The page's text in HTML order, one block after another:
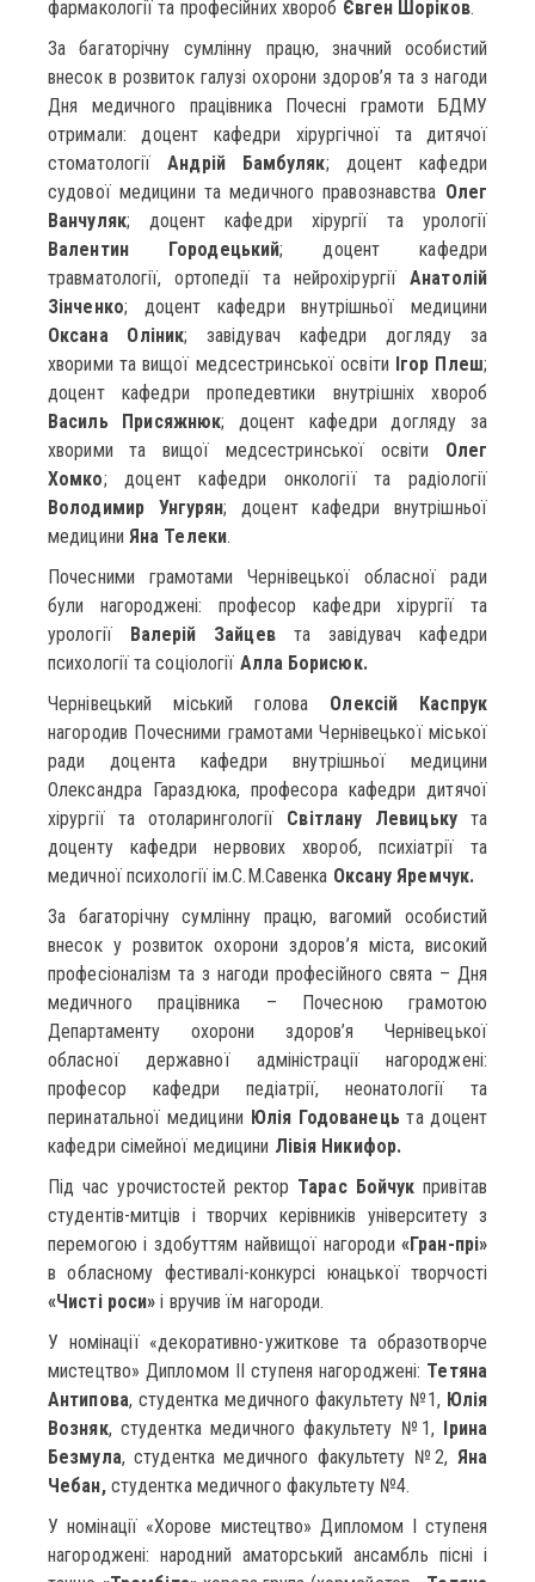
фармакології та професійних хвороб Євген Шоріков.
За багаторічну сумлінну працю, значний особистий
внесок в розвиток галузі охорони здоров’я та з нагоди
Дня медичного працівника Почесні грамоти БДМУ
отримали: доцент кафедри хірургічної та дитячої
стоматологіїАндрій Бамбуляк; доцент кафедри
судової медицини та медичного правознавства Олег
Ванчуляк; доцент кафедри хірургії та урології
Валентин Городецький; доцент кафедри
травматології, ортопедії та нейрохірургіїАнатолій
Зінченко; доцент кафедри внутрішньої медицини
Оксана Оліник; завідувач кафедри догляду за
хворими та вищої медсестринської освіти Ігор Плеш;
доцент кафедри пропедевтики внутрішніх хвороб
Василь Присяжнюк; доцент кафедри догляду за
хворими та вищої медсестринської освіти Олег
Хомко; доцент кафедри онкології та радіології
Володимир Унгурян; доцент кафедри внутрішньої
медицини Яна Телеки.
Почесними грамотами Чернівецької обласної ради
були нагороджені: професор кафедри хірургії та
урології Валерій Зайцевта завідувач кафедри
психології та соціології Алла Борисюк.
Чернівецький міський голова Олексій Каспрук
нагородив Почесними грамотами Чернівецької міської
ради доцента кафедри внутрішньої медицини
Олександра Гараздюка, професора кафедри дитячої
хірургії та отоларингології Світлану Левицькута
доценту кафедри нервових хвороб, психіатрії та
медичної психології ім.С.М.Савенка Оксану Яремчук.
За багаторічну сумлінну працю, вагомий особистий
внесок у розвиток охорони здоров’я міста, високий
професіоналізм та з нагоди професійного свята – Дня
медичного працівника – Почесною грамотою
Департаменту охорони здоров’я Чернівецької
обласної державної адміністрації нагороджені:
професор кафедри педіатрії, неонатології та
перинатальної медицини Юлія Годованецьта доцент
кафедри сімейної медицини Лівія Никифор.
Під час урочистостей ректор Тарас Бойчук привітав
студентів-митців і творчих керівників університету з
перемогою і здобуттям найвищої нагороди «Гран-прі»
в обласному фестивалі-конкурсі юнацької творчості
«Чисті роси» і вручив їм нагороди.
У номінації «декоративно-ужиткове та образотворче
мистецтво» Дипломом ІІ ступеня нагороджені: Тетяна
Антипова, студентка медичного факультету №1, Юлія
Возняк, студентка медичного факультету №1, Ірина
Безмула, студентка медичного факультету №2, Яна
Чебан,студентка медичного факультету №4.
У номінації «Хорове мистецтво» Дипломом І ступеня
нагороджені: народний аматорський ансамбль пісні і